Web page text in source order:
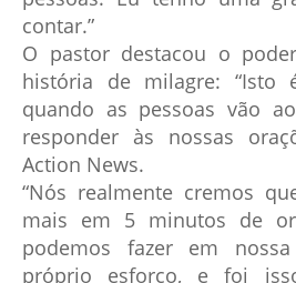
contar.”
O pastor destacou o
história de milagre: “Isto
quando as pessoas vão
responder às nossas
Action News.
“Nós realmente cremos
mais em 5 minutos de
podemos fazer em
próprio esforço, e foi